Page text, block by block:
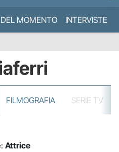
DEL MOMENTO INTERVISTE
FILMOGRAFIA SERIE TV
Attrice